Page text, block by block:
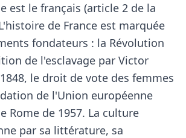
est le français (article 2 de la
de France est marquée
fondateurs : la Révolution
de l'esclavage par Victor
le droit de vote des femmes
de l'Union européenne
Rome de 1957. La culture
par sa littérature, sa